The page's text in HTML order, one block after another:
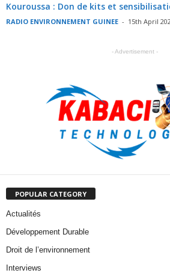
Kouroussa : Don de kits et
RADIO ENVIRONNEMENT GUINEE - 15th April
- Advertisement -
POPULAR CATEGORY
Actualités
Développement Durable
Droit de l’environnement
Interviews